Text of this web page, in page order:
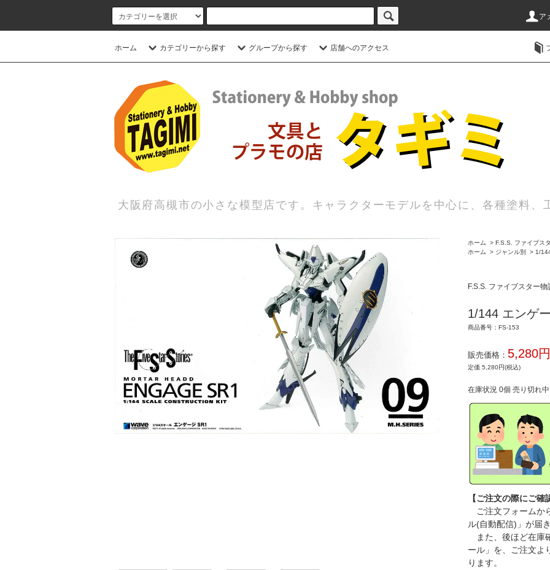
ア
ホーム カテゴリーから探す グループから探す 店舗へのアクセス
大阪府高槻市の小さな模型店です。キャラクターモデルを中心に、各種塗料、
ホーム > F.S.S. ファイブス
ホーム
> ジャンル別 > 1/
F.S.S. ファイブスター物
1/144 エンゲ
商品番号：FS-153
販売価格： 5,280
定価 5,280円(税込)
在庫状況 0個 売り切れ
【ご注文の際にご確
ご注文フォームか
ル(自動配信)」が届き
また、後ほど在庫
ール」を、ご注文よ
ります。